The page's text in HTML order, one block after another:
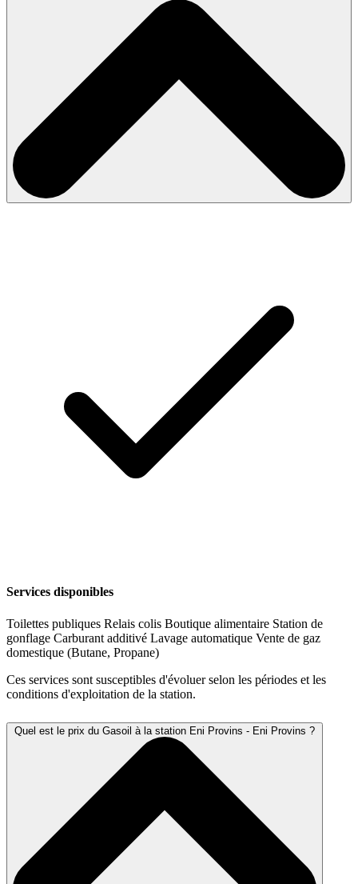
Services disponibles
Toilettes publiques Relais colis Boutique alimentaire Station de
gonflage Carburant additivé Lavage automatique Vente de gaz
domestique (Butane, Propane)
Ces services sont susceptibles d'évoluer selon les périodes et les
conditions d'exploitation de la station.
Quel est le prix du Gasoil à la station Eni Provins - Eni Provins ?